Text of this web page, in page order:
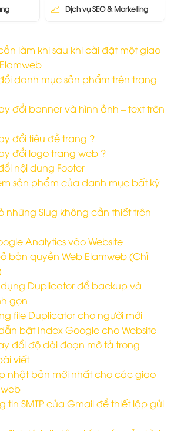
📈 Dịch vụ SEO & Marketing
làm khi sau khi cài đặt một giao
danh mục sản phẩm trên trang
đổi banner và hình ảnh – text trên
đổi tiêu đề trang ?
đổi logo trang web ?
nội dung Footer
sản phẩm của danh mục bất kỳ
những Slug không cần thiết trên
Analytics vào Website
bản quyền Web Elamweb (Chỉ
Duplicator để backup và
gọn
file Duplicator cho người mới
bật Index Google cho Website
đổi độ dài đoạn mô tả trong
viết
nhật bản mới nhất cho các giao
tin SMTP của Gmail để thiết lập gửi